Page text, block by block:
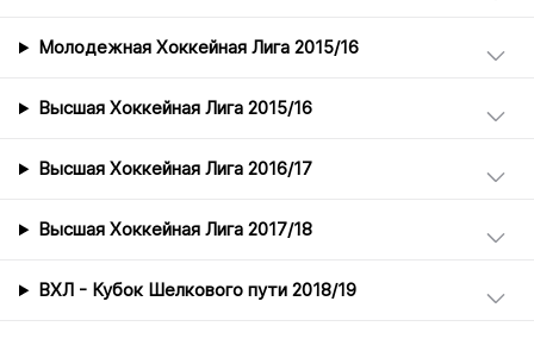
Молодежная Хоккейная Лига 2015/16
Высшая Хоккейная Лига 2015/16
Высшая Хоккейная Лига 2016/17
Высшая Хоккейная Лига 2017/18
ВХЛ - Кубок Шелкового пути 2018/19